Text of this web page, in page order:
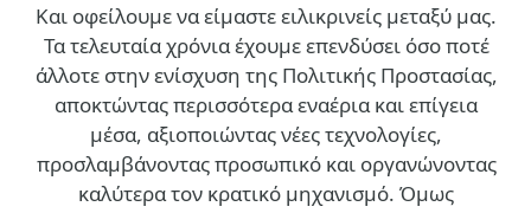
Και οφείλουμε να είμαστε ειλικρινείς μεταξύ μας.
Τα τελευταία χρόνια έχουμε επενδύσει όσο ποτέ
άλλοτε στην ενίσχυση της Πολιτικής Προστασίας,
αποκτώντας περισσότερα εναέρια και επίγεια
μέσα, αξιοποιώντας νέες τεχνολογίες,
προσλαμβάνοντας προσωπικό και οργανώνοντας
καλύτερα τον κρατικό μηχανισμό. Όμως